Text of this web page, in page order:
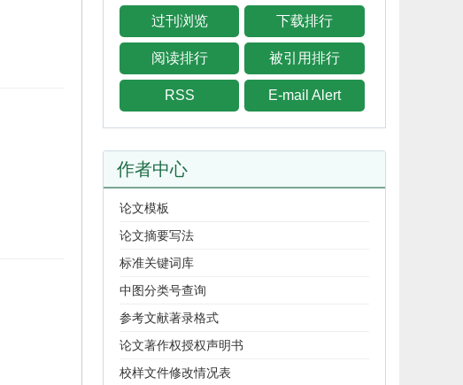
过刊浏览 下载排行
阅读排行 被引用排行
RSS E-mail Alert
作者中心
论文模板
论文摘要写法
标准关键词库
中图分类号查询
参考文献著录格式
论文著作权授权声明书
校样文件修改情况表